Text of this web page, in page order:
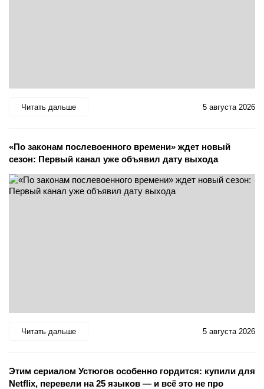
Читать дальше 5 августа 2026
«По законам послевоенного времени» ждет новый
сезон: Первый канал уже объявил дату выхода
Читать дальше 5 августа 2026
Этим сериалом Устюгов особенно гордится: купили для
Netflix, перевели на 25 языков — и всё это не про